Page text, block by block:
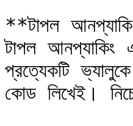
**টাপল
টাপল আনপ্যাকিং
প্রত্যেকটি
কোড লিখেই।